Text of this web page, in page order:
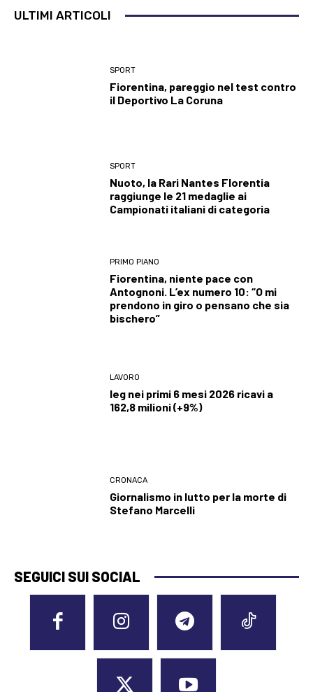
ULTIMI ARTICOLI
SPORT
Fiorentina, pareggio nel test contro
il Deportivo La Coruna
SPORT
Nuoto, la Rari Nantes Florentia
raggiunge le 21 medaglie ai
Campionati italiani di categoria
PRIMO PIANO
Fiorentina, niente pace con
Antognoni. L’ex numero 10: “O mi
prendono in giro o pensano che sia
bischero”
LAVORO
Ieg nei primi 6 mesi 2026 ricavi a
162,8 milioni (+9%)
CRONACA
Giornalismo in lutto per la morte di
Stefano Marcelli
SEGUICI SUI SOCIAL